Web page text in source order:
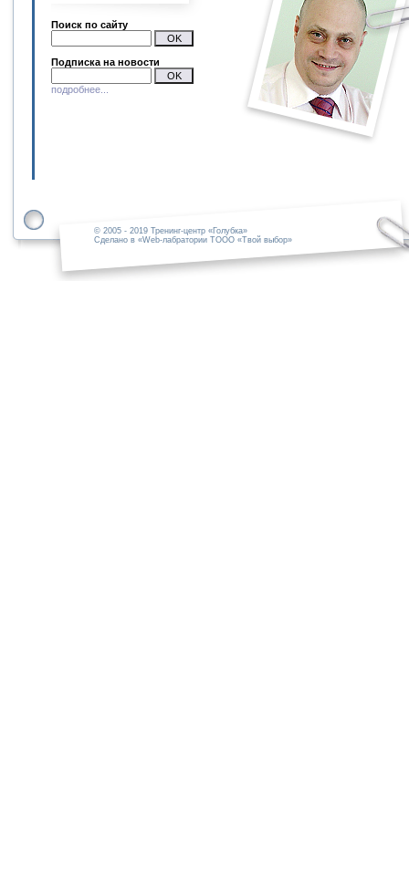
Поиск по сайту
Подписка на новости
подробнее...
© 2005 - 2019 Тренинг-центр «Голубка»
Сделано в «Web-лабратории ТООО «Твой выбор»